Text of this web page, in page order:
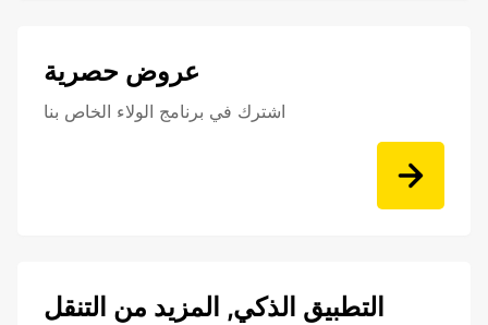
عروض حصرية
اشترك في برنامج الولاء الخاص بنا
التطبيق الذكي, المزيد من التنقل